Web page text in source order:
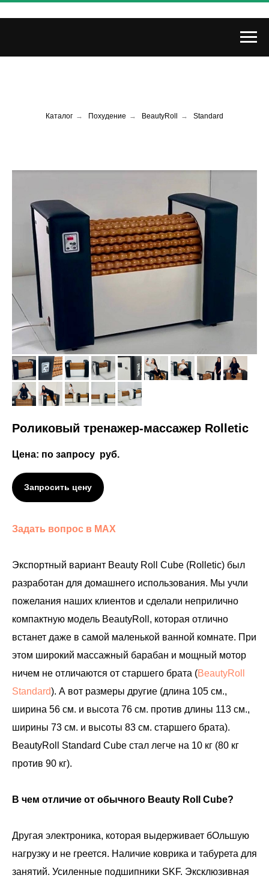
Каталог → Похудение → BeautyRoll → Standard
Роликовый тренажер-массажер Rolletic
Цена: по запросу руб.
Запросить цену
Задать вопрос в MAX
Экспортный вариант Beauty Roll Cube (Rolletic) был
разработан для домашнего использования. Мы учли
пожелания наших клиентов и сделали неприлично
компактную модель BeautyRoll, которая отлично
встанет даже в самой маленькой ванной комнате. При
этом широкий массажный барабан и мощный мотор
ничем не отличаются от старшего брата (BeautyRoll
Standard). А вот размеры другие (длина 105 см.,
ширина 56 см. и высота 76 см. против длины 113 см.,
ширины 73 см. и высоты 83 см. старшего брата).
BeautyRoll Standard Cube стал легче на 10 кг (80 кг
против 90 кг).
В чем отличие от обычного Beauty Roll Cube?
Другая электроника, которая выдерживает бОльшую
нагрузку и не греется. Наличие коврика и табурета для
занятий. Усиленные подшипники SKF. Эксклюзивная